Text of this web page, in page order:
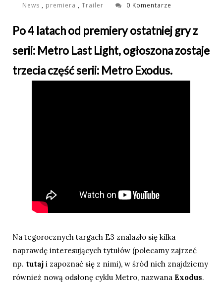
News , premiera , Trailer 0 Komentarze
Po 4 latach od premiery ostatniej gry z
serii: Metro Last Light, ogłoszona zostaje
trzecia część serii: Metro Exodus.
Na tegorocznych targach E3 znalazło się kilka
naprawdę interesujących tytułów (polecamy zajrzeć
np. tutaj i zapoznać się z nimi), w śród nich znajdziemy
również nową odsłonę cyklu Metro, nazwana Exodus.